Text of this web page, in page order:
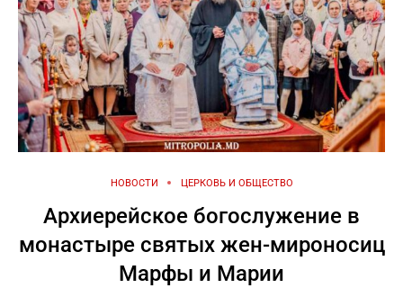
НОВОСТИ ЦЕРКОВЬ И ОБЩЕСТВО
Архиерейское богослужение в
монастыре святых жен-мироносиц
Марфы и Марии